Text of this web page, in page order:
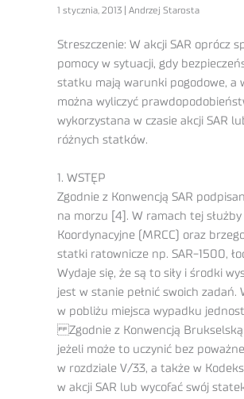
1 stycznia, 2013 | Andrzej Starosta
Streszczenie: W akcji SAR oprócz
pomocy w sytuacji, gdy
statku mają warunki pogodowe, a
można wyliczyć
wykorzystana w czasie akcji SAR
różnych statków.
1. WSTĘP
Zgodnie z Konwencją SAR
na morzu [4]. W ramach tej
Koordynacyjne (MRCC) oraz
statki ratownicze np. SAR-1500,
Wydaje się, że są to siły i środki
jest w stanie pełnić swoich
w pobliżu miejsca wypadku
Zgodnie z Konwencją Brukselską
jeżeli może to uczynić bez
w rozdziale V/33, a także w
w akcji SAR lub wycofać swój